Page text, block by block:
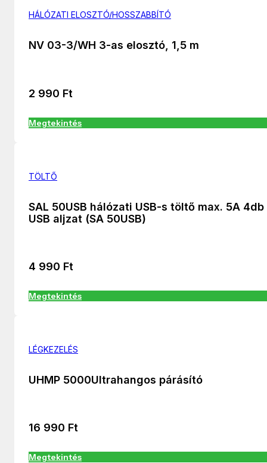
HÁLÓZATI ELOSZTÓ/HOSSZABBÍTÓ
NV 03-3/WH 3-as elosztó, 1,5 m
2 990 Ft
Megtekintés
TÖLTŐ
SAL 50USB hálózati USB-s töltő max. 5A 4db
USB aljzat (SA 50USB)
4 990 Ft
Megtekintés
LÉGKEZELÉS
UHMP 5000Ultrahangos párásító
16 990 Ft
Megtekintés